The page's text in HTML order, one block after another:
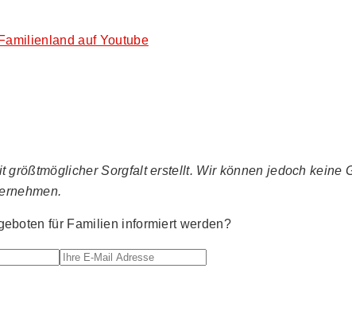
auf Youtube
größtmöglicher Sorgfalt erstellt. Wir können jedoch keine
für Familien informiert werden?
Ihre E-Mail Adresse